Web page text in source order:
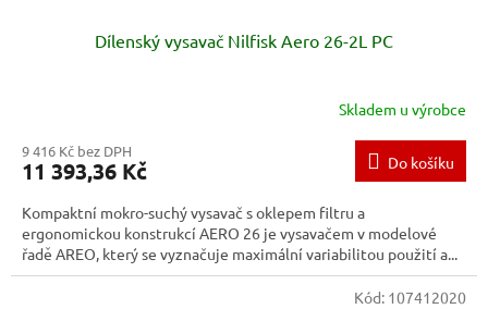
Dílenský vysavač Nilfisk Aero 26-2L PC
Skladem u výrobce
9 416 Kč bez DPH
11 393,36 Kč Do košíku
Kompaktní mokro-suchý vysavač s oklepem filtru a
ergonomickou konstrukcí AERO 26 je vysavačem v modelové
řadě AREO, který se vyznačuje maximální variabilitou použití a...
Kód: 107412020